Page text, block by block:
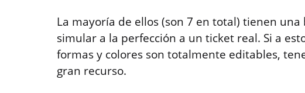
La mayoría de ellos (son 7 en total) tienen
simular a la perfección a un ticket real. Si a
formas y colores son totalmente editables,
gran recurso.